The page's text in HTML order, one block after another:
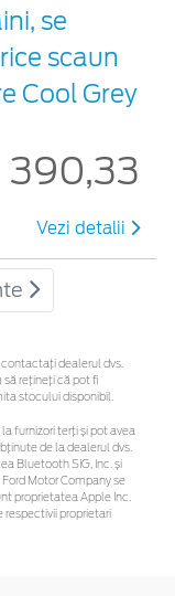
se
scaun
Cool Grey
390,33
Vezi detalii
dealerul dvs.
să rețineți că pot fi
stocului disponibil.
furnizori terți și pot avea
de la dealerul dvs.
Bluetooth SIG, Inc. și
Motor Company se
proprietatea Apple Inc.
proprietari